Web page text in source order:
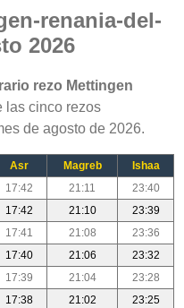
renania-del-
2026
rezo Mettingen
las cinco rezos
de agosto de 2026.
Asr Magreb
Ishaa
17:42 21:11
23:40
17:42 21:10
23:39
17:41 21:08
23:36
17:40 21:06
23:32
17:39 21:04
23:28
17:38 21:02
23:25